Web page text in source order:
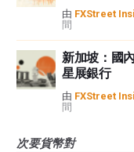
由 FXStreet
間
新加坡：國
星展銀行
由 FXStreet
間
次要貨幣對